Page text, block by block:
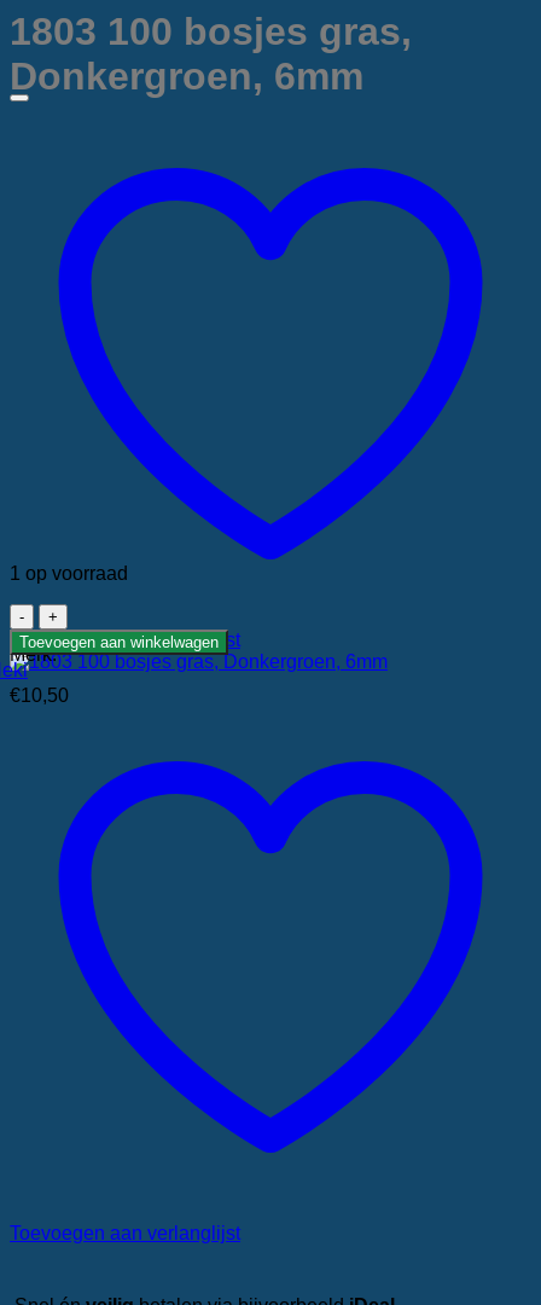
1803 100 bosjes gras,
Donkergroen, 6mm
Toevoegen aan verlanglijst
Merk:
€10,50
1 op voorraad
1803
100
bosjes
Donkergroen,
Toevoegen aan winkelwagen
Toevoegen aan verlanglijst